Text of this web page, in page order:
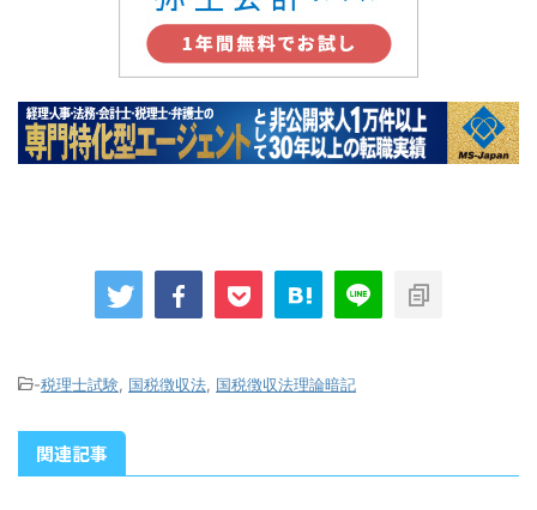
-税理士試験 国税徴収法 国税徴収法理論暗記
関連記事